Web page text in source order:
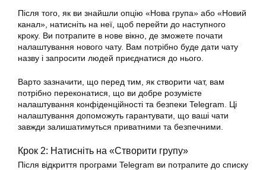
Після того, як ви знайшли опцію «Нова група» або «Новий
канал», натисніть на неї, щоб перейти до наступного
кроку. Ви потрапите в нове вікно, де зможете почати
налаштування нового чату. Вам потрібно буде дати чату
назву і запросити людей приєднатися до нього.
Варто зазначити, що перед тим, як створити чат, вам
потрібно переконатися, що ви добре розумієте
налаштування конфіденційності та безпеки Telegram. Ці
налаштування допоможуть гарантувати, що ваші чати
завжди залишатимуться приватними та безпечними.
Крок 2: Натисніть на «Створити групу»
Після відкриття програми Telegram ви потрапите до списку